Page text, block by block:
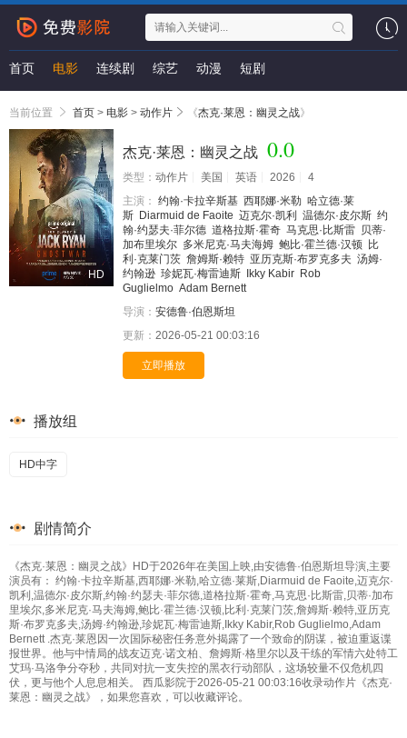
首页 电影 连续剧 综艺 动漫 短剧
当前位置 首页 > 电影 > 动作片 《杰克·莱恩：幽灵之战》
HD
杰克·莱恩：幽灵之战 0.0
类型： 动作片 美国 英语 2026
4
主演： 约翰·卡拉辛斯基 西耶娜·米勒 哈立德·莱
斯 Diarmuid de Faoite 迈克尔·凯利 温德尔·皮尔斯 约
翰·约瑟夫·菲尔德 道格拉斯·霍奇 马克思·比斯雷 贝蒂·
加布里埃尔 多米尼克·马夫海姆 鲍比·霍兰德·汉顿 比
利·克莱门茨 詹姆斯·赖特 亚历克斯·布罗克多夫 汤姆·
约翰逊 珍妮瓦·梅雷迪斯 Ikky Kabir Rob
Guglielmo Adam Bernett
导演： 安德鲁·伯恩斯坦
更新： 2026-05-21 00:03:16
立即播放
播放组
HD中字
剧情简介
《杰克·莱恩：幽灵之战》HD于2026年在美国上映,由安德鲁·伯恩斯坦导演,主要
演员有： 约翰·卡拉辛斯基,西耶娜·米勒,哈立德·莱斯,Diarmuid de Faoite,迈克尔·
凯利,温德尔·皮尔斯,约翰·约瑟夫·菲尔德,道格拉斯·霍奇,马克思·比斯雷,贝蒂·加布
里埃尔,多米尼克·马夫海姆,鲍比·霍兰德·汉顿,比利·克莱门茨,詹姆斯·赖特,亚历克
斯·布罗克多夫,汤姆·约翰逊,珍妮瓦·梅雷迪斯,Ikky Kabir,Rob Guglielmo,Adam
Bernett .杰克·莱恩因一次国际秘密任务意外揭露了一个致命的阴谋，被迫重返谍
报世界。他与中情局的战友迈克·诺文柏、詹姆斯·格里尔以及干练的军情六处特工
艾玛·马洛争分夺秒，共同对抗一支失控的黑衣行动部队，这场较量不仅危机四
伏，更与他个人息息相关。 西瓜影院于2026-05-21 00:03:16收录动作片《杰克·
莱恩：幽灵之战》，如果您喜欢，可以收藏评论。